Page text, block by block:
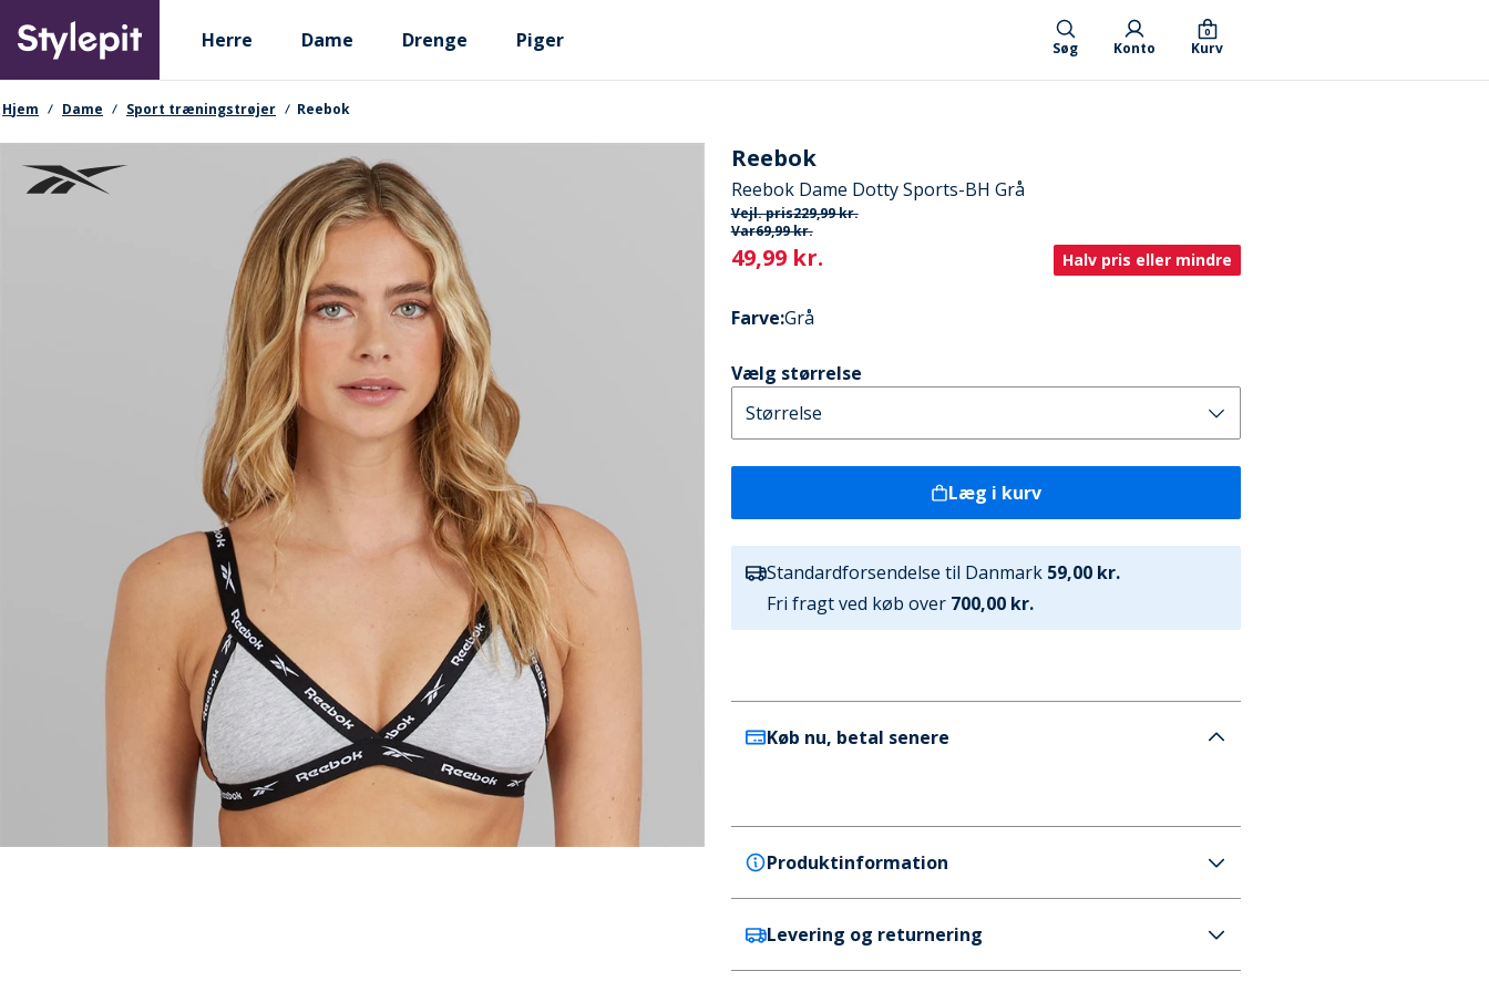
main
content
Primary departments
Herre Dame Drenge Piger Søg Konto Kurv
0
navigationssti
Hjem Dame Sport træningstrøjer Reebok
Reebok
Reebok Dame Dotty Sports-BH Grå
Vejl. pris229,99 kr.
Var69,99 kr.
Current
49,99 kr. Halv pris eller mindre
Farve:Grå
Vælg størrelse
Læg i kurv
Standardforsendelse til Danmark 59,00 kr.
Fri fragt ved køb over 700,00 kr.
Køb nu, betal senere
Produktinformation
Reebok
Reebok Dame Dotty Sports-BH Grå
Levering og returnering